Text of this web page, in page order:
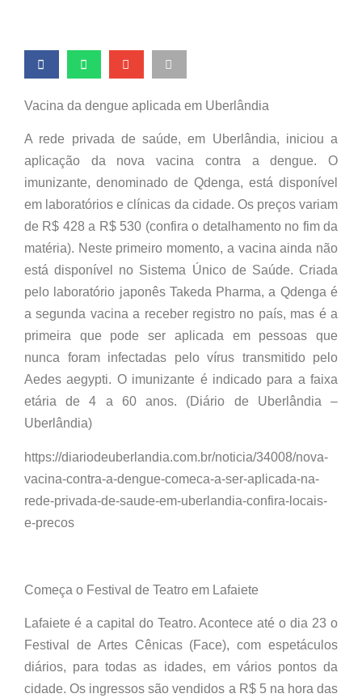
Vacina da dengue aplicada em Uberlândia
A rede privada de saúde, em Uberlândia, iniciou a
aplicação da nova vacina contra a dengue. O
imunizante, denominado de Qdenga, está disponível
em laboratórios e clínicas da cidade. Os preços variam
de R$ 428 a R$ 530 (confira o detalhamento no fim da
matéria). Neste primeiro momento, a vacina ainda não
está disponível no Sistema Único de Saúde. Criada
pelo laboratório japonês Takeda Pharma, a Qdenga é
a segunda vacina a receber registro no país, mas é a
primeira que pode ser aplicada em pessoas que
nunca foram infectadas pelo vírus transmitido pelo
Aedes aegypti. O imunizante é indicado para a faixa
etária de 4 a 60 anos. (Diário de Uberlândia –
Uberlândia)
https://diariodeuberlandia.com.br/noticia/34008/nova-
vacina-contra-a-dengue-comeca-a-ser-aplicada-na-
rede-privada-de-saude-em-uberlandia-confira-locais-
e-precos
Começa o Festival de Teatro em Lafaiete
Lafaiete é a capital do Teatro. Acontece até o dia 23 o
Festival de Artes Cênicas (Face), com espetáculos
diários, para todas as idades, em vários pontos da
cidade. Os ingressos são vendidos a R$ 5 na hora das